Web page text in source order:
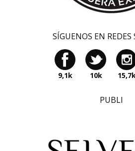
SÍGUENOS EN REDES
9,1k 10k
PUBLI